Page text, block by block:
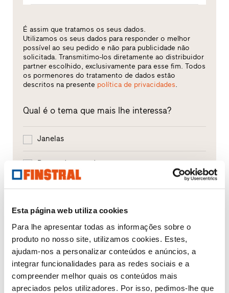
Esta página web utiliza cookies
Para lhe apresentar todas as informações sobre o
produto no nosso site, utilizamos cookies. Estes,
ajudam-nos a personalizar conteúdos e anúncios, a
integrar funcionalidades para as redes sociais e a
compreender melhor quais os conteúdos mais
apreciados pelos utilizadores. Por isso, pedimos-lhe que
É assim que tratamos os seus dados.
Utilizamos os seus dados para responder o melhor
possível ao seu pedido e não para publicidade não
solicitada. Transmitimo-los diretamente ao distribuidor
partner escolhido, exclusivamente para esse fim. Todos
os pormenores do tratamento de dados estão
descritos na presente política de privacidades.
Qual é o tema que mais lhe interessa?
Janelas
Portas de entrada
Envidraçados
Renovação
Obra nova
A sua mensagem